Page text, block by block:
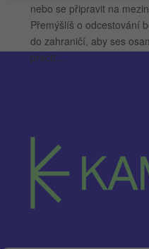
nebo se připravit na
Přemýšlíš o odcestování
do zahraničí, aby ses
přečti,...